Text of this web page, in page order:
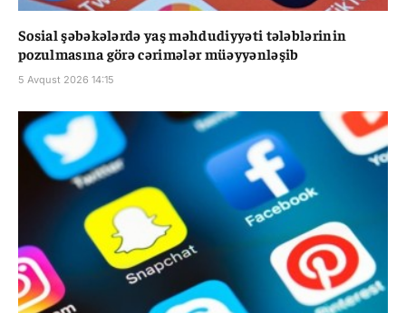
Sosial şəbəkələrdə yaş məhdudiyyəti tələblərinin
pozulmasına görə cərimələr müəyyənləşib
5 Avqust 2026 14:15